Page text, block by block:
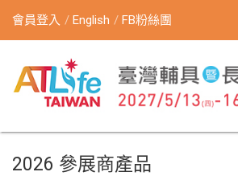
會員登入 English FB粉絲團
2026 參展商產品